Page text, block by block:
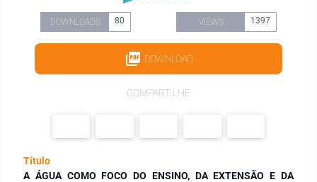
DOWNLOADS 80 VIEWS 1397
DOWNLOAD
COMPARTILHE
Título
A ÁGUA COMO FOCO DO ENSINO, DA EXTENSÃO E DA